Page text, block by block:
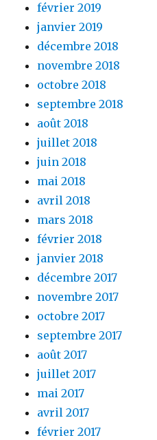
février 2019
janvier 2019
décembre 2018
novembre 2018
octobre 2018
septembre 2018
août 2018
juillet 2018
juin 2018
mai 2018
avril 2018
mars 2018
février 2018
janvier 2018
décembre 2017
novembre 2017
octobre 2017
septembre 2017
août 2017
juillet 2017
mai 2017
avril 2017
février 2017